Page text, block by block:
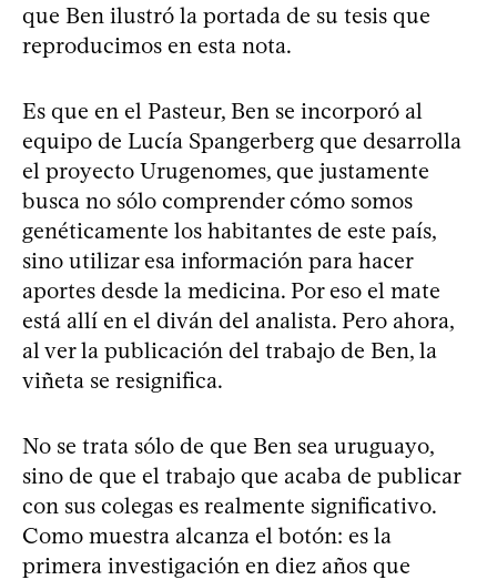
que Ben ilustró la portada de su tesis que
reproducimos en esta nota.
Es que en el Pasteur, Ben se incorporó al
equipo de Lucía Spangerberg que desarrolla
el proyecto Urugenomes, que justamente
busca no sólo comprender cómo somos
genéticamente los habitantes de este país,
sino utilizar esa información para hacer
aportes desde la medicina. Por eso el mate
está allí en el diván del analista. Pero ahora,
al ver la publicación del trabajo de Ben, la
viñeta se resignifica.
No se trata sólo de que Ben sea uruguayo,
sino de que el trabajo que acaba de publicar
con sus colegas es realmente significativo.
Como muestra alcanza el botón: es la
primera investigación en diez años que